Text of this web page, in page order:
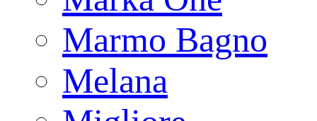
Marmo Bagno
Melana